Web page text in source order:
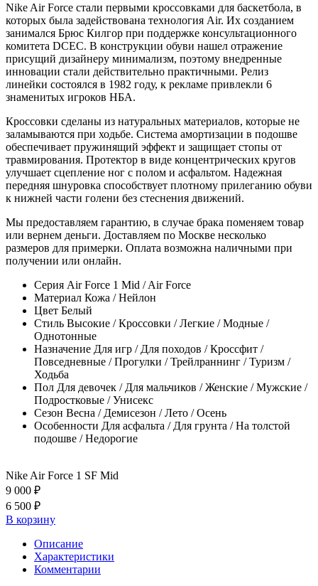
Nike Air Force стали первыми кроссовками для баскетбола, в
которых была задействована технология Air. Их созданием
занимался Брюс Килгор при поддержке консультационного
комитета DCEC. В конструкции обуви нашел отражение
присущий дизайнеру минимализм, поэтому внедренные
инновации стали действительно практичными. Релиз
линейки состоялся в 1982 году, к рекламе привлекли 6
знаменитых игроков НБА.
Кроссовки сделаны из натуральных материалов, которые не
заламываются при ходьбе. Система амортизации в подошве
обеспечивает пружинящий эффект и защищает стопы от
травмирования. Протектор в виде концентрических кругов
улучшает сцепление ног с полом и асфальтом. Надежная
передняя шнуровка способствует плотному прилеганию обуви
к нижней части голени без стеснения движений.
Мы предоставляем гарантию, в случае брака поменяем товар
или вернем деньги. Доставляем по Москве несколько
размеров для примерки. Оплата возможна наличными при
получении или онлайн.
Серия Air Force 1 Mid / Air Force
Материал Кожа / Нейлон
Цвет Белый
Стиль Высокие / Кроссовки / Легкие / Модные /
Однотонные
Назначение Для игр / Для походов / Кроссфит /
Повседневные / Прогулки / Трейлраннинг / Туризм /
Ходьба
Пол Для девочек / Для мальчиков / Женские / Мужские /
Подростковые / Унисекс
Сезон Весна / Демисезон / Лето / Осень
Особенности Для асфальта / Для грунта / На толстой
подошве / Недорогие
Nike Air Force 1 SF Mid
9 000 ₽
6 500 ₽
В корзину
Описание
Характеристики
Комментарии